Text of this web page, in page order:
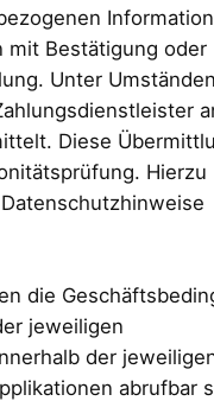
mit Bestätigung oder
Unter
Diese
Hierzu
die
jeweiligen
der
abrufbar